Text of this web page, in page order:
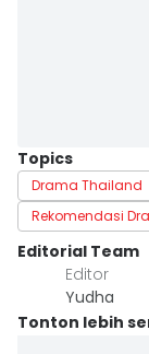
Topics
Drama Thailand
Rekomendasi
Editorial Team
Editor
Yudha ‎
Tonton lebih